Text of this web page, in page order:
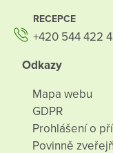
RECEPCE
+420 544 422
Odkazy
Mapa webu
GDPR
Prohlášení o
Povinně